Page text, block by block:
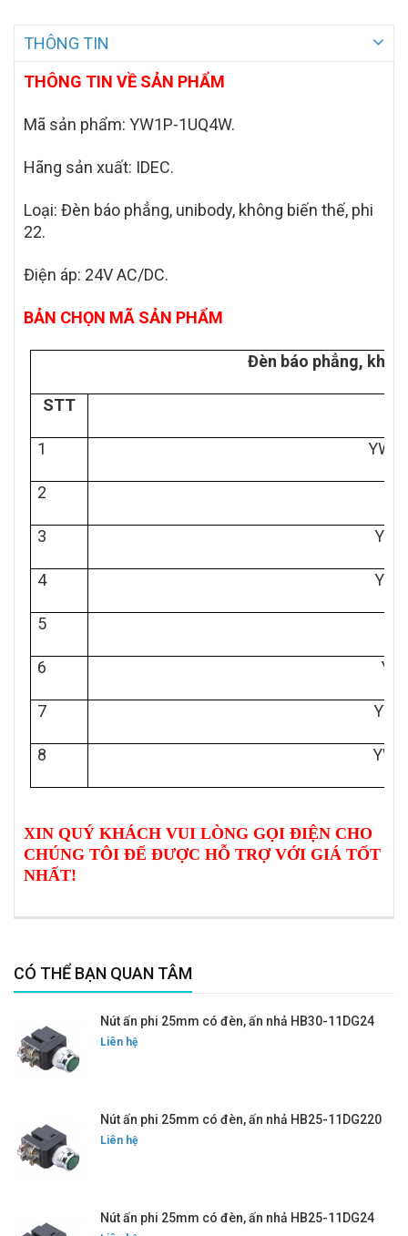
THÔNG TIN
THÔNG TIN VỀ SẢN PHẨM
Mã sản phẩm: YW1P-1UQ4W.
Hãng sản xuất: IDEC.
Loại: Đèn báo phẳng, unibody, không biến thế, phi
22.
Điện áp: 24V AC/DC.
BẢN CHỌN MÃ SẢN PHẨM
Đèn báo phẳng,
STT
1
2
3
4
5
6
7
8
XIN QUÝ KHÁCH VUI LÒNG GỌI ĐIỆN CHO
CHÚNG TÔI ĐỂ ĐƯỢC HỖ TRỢ VỚI GIÁ TỐT
NHẤT!
CÓ THỂ BẠN QUAN TÂM
Nút ấn phi 25mm có đèn, ấn nhả HB30-11DG24
Liên hệ
Nút ấn phi 25mm có đèn, ấn nhả HB25-11DG220
Liên hệ
Nút ấn phi 25mm có đèn, ấn nhả HB25-11DG24